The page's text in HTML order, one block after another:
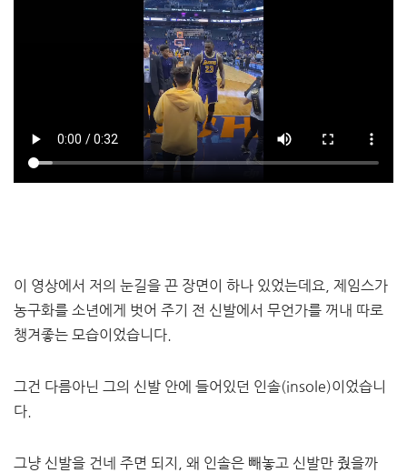
이 영상에서 저의 눈길을 끈 장면이 하나 있었는데요, 제임스가
농구화를 소년에게 벗어 주기 전 신발에서 무언가를 꺼내 따로
챙겨좋는 모습이었습니다.
그건 다름아닌 그의 신발 안에 들어있던 인솔(insole)이었습니
다.
그냥 신발을 건네 주면 되지, 왜 인솔은 빼놓고 신발만 줬을까